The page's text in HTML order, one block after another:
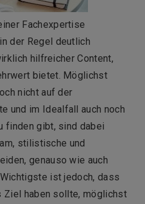
Fachexpertise
der Regel deutlich
hilfreicher Content,
bietet. Möglichst
nicht auf der
und im Idealfall auch noch
finden gibt, sind dabei
stilistische und
genauso wie auch
ist jedoch, dass
Ziel haben sollte, möglichst